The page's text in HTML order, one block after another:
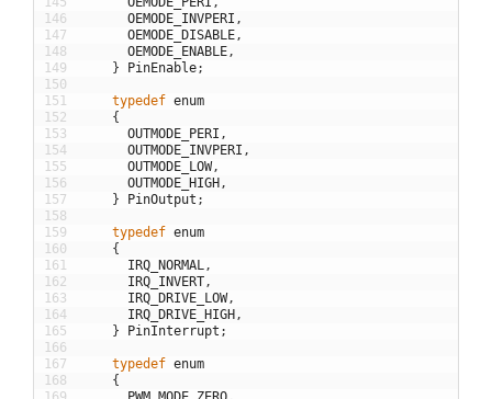
146
147
148
149
150
151
152
153
154
155
156
157
158
159
160
161
162
163
164
165
166
167
168
OEMODE_INVPERI ,
OEMODE_DISABLE,
OEMODE_ENABLE,
}
PinEnable;
typedef enum
{
OUTMODE_PERI ,
OUTMODE_INVPERI ,
OUTMODE_LOW,
OUTMODE_HIGH ,
}
PinOutput ;
typedef enum
{
IRQ_NORMAL,
IRQ_INVERT,
IRQ_DRIVE_LOW,
IRQ_DRIVE_HIGH ,
}
PinInterrupt ;
typedef enum
{